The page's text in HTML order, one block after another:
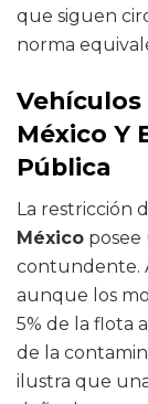
que siguen
norma
México Y
Pública
La restricción
México
contundente.
aunque los
5% de la flota
de la
ilustra que